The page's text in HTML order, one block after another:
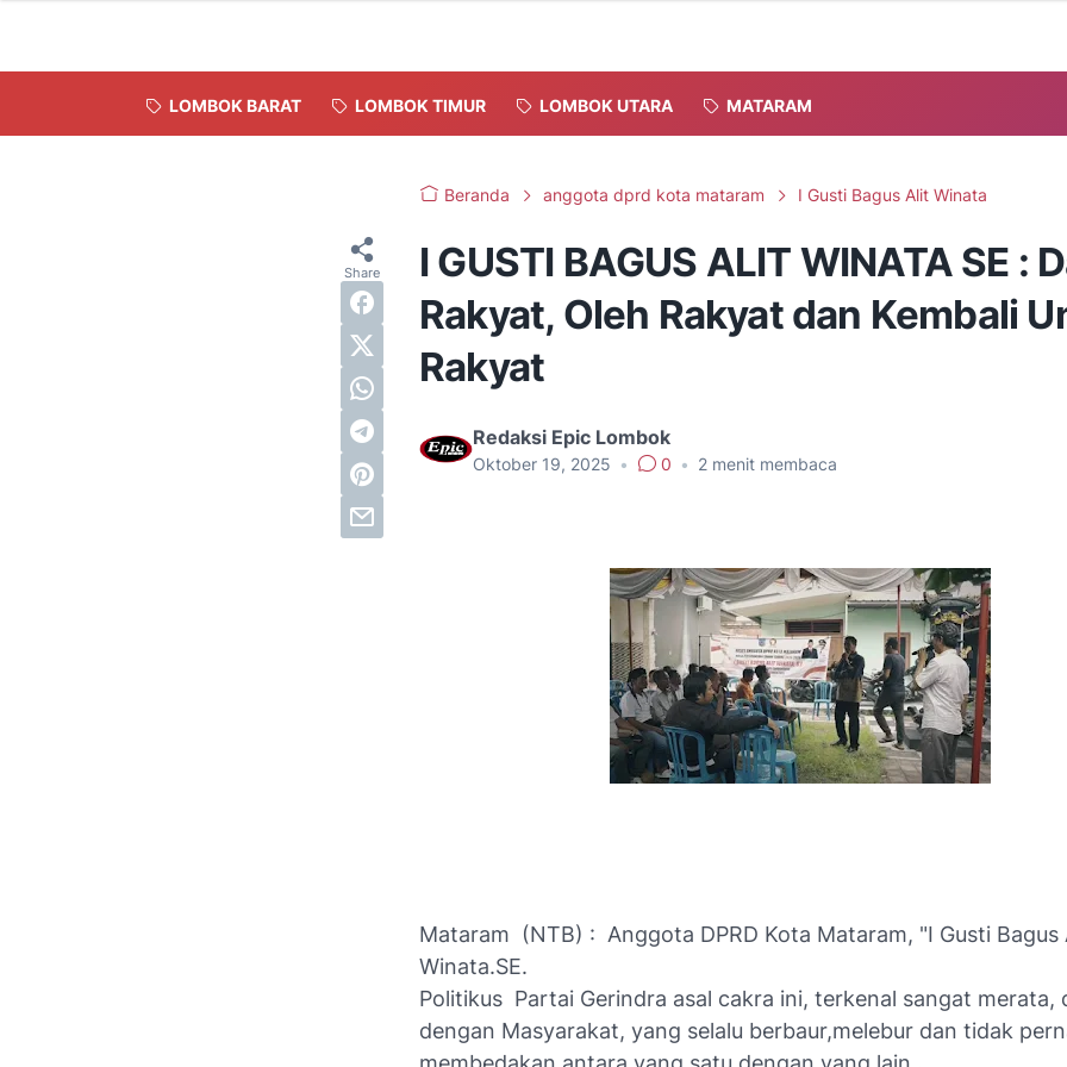
LOMBOK BARAT LOMBOK TIMUR LOMBOK UTARA MATARAM
Beranda anggota dprd kota mataram I Gusti Bagus Alit Winata
I GUSTI BAGUS ALIT WINATA SE :
Rakyat, Oleh Rakyat dan Kembali
Rakyat
Redaksi Epic Lombok
Oktober 19, 2025 • 0 • 2 menit membaca
Mataram (NTB) : Anggota DPRD Kota Mataram, "I Gusti Bagus
Winata.SE.
Politikus Partai Gerindra asal cakra ini, terkenal sangat merata,
dengan Masyarakat, yang selalu berbaur,melebur dan tidak